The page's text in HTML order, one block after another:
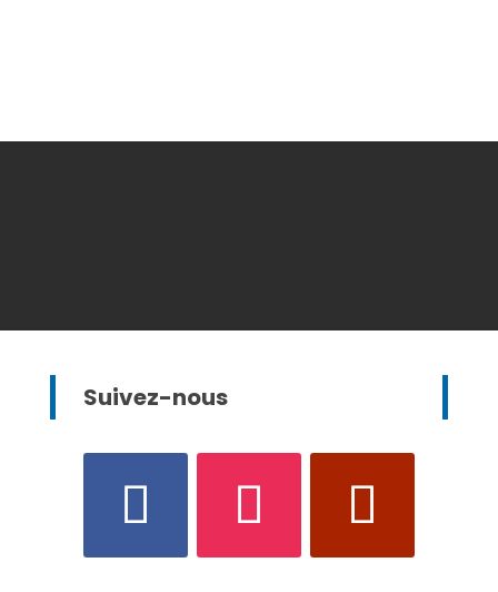
Suivez-nous